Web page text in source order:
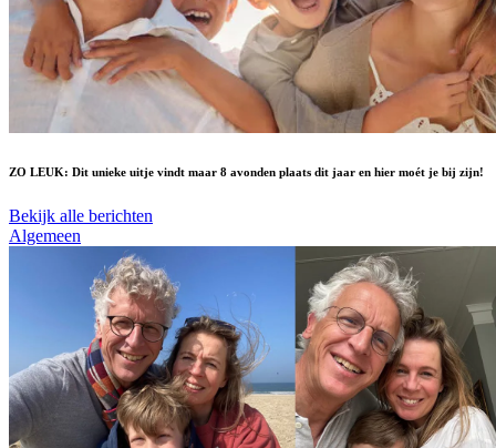
ZO LEUK: Dit unieke uitje vindt maar 8 avonden plaats dit jaar en hier moét je bij zijn!
Bekijk alle berichten
Algemeen